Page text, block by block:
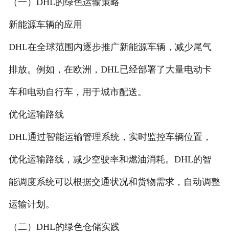
新能源车辆的应用
DHL在全球范围内逐步推广新能源车辆，减少尾气
排放。例如，在欧洲，DHL已经部署了大量电动卡
车和电动自行车，用于城市配送。
优化运输路线
DHL通过智能运输管理系统，实时监控车辆位置，
优化运输路线，减少空驶率和燃油消耗。DHL的智
能调度系统可以根据交通状况和货物需求，自动调整
运输计划。
（二）DHL的绿色仓储实践